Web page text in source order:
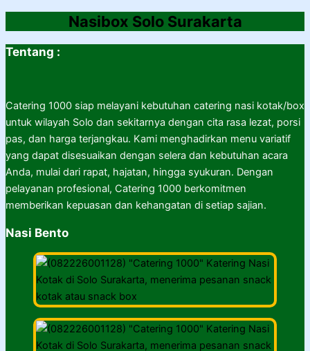
Nasibox Solo Surakarta
Tentang :
Catering 1000 siap melayani kebutuhan catering nasi kotak/box
untuk wilayah Solo dan sekitarnya dengan cita rasa lezat, porsi
pas, dan harga terjangkau. Kami menghadirkan menu variatif
yang dapat disesuaikan dengan selera dan kebutuhan acara
Anda, mulai dari rapat, hajatan, hingga syukuran. Dengan
pelayanan profesional, Catering 1000 berkomitmen
memberikan kepuasan dan kehangatan di setiap sajian.
Nasi Bento